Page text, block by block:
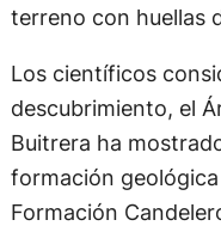
terreno con huellas
Los científicos
descubrimiento, el
Buitrera ha
formación
Formación